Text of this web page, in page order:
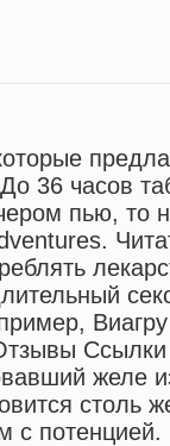
36 часов
пью, то
желе
столь
с